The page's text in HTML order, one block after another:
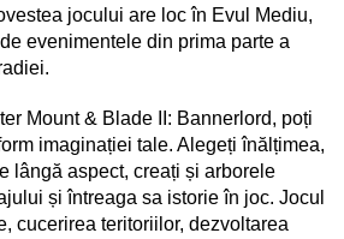
jocului are loc în Evul Mediu,
evenimentele din prima parte a
Mount & Blade II: Bannerlord, poți
imaginației tale. Alegeți înălțimea,
lângă aspect, creați și arborele
și întreaga sa istorie în joc. Jocul
cucerirea teritoriilor, dezvoltarea